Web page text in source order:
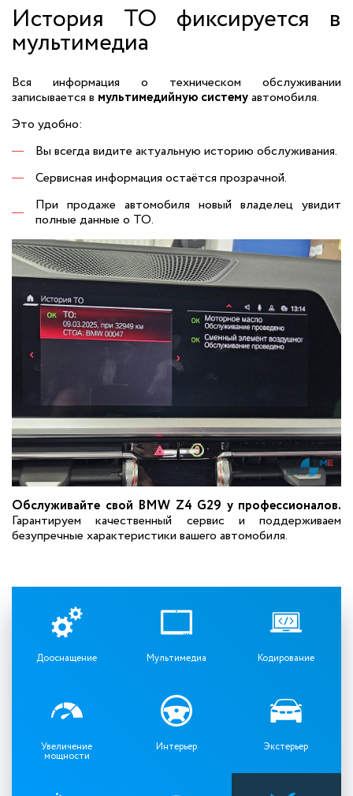
История ТО фиксируется в
мультимедиа
Вся информация о техническом обслуживании
записывается в мультимедийную системуавтомобиля.
Это удобно:
Вы всегда видите актуальную историю обслуживания.
Сервисная информация остаётся прозрачной.
При продаже автомобиля новый владелец увидит
полные данные о ТО.
Обслуживайте свой BMW Z4 G29 у профессионалов.
Гарантируем качественный сервис и поддерживаем
безупречные характеристики вашего автомобиля.
Дооснащение Мультимедиа Кодирование
Увеличение
мощности
Интерьер Экстерьер